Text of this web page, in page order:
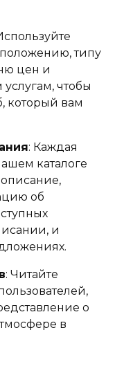
типу
цен и
чтобы
который вам
: Каждая
каталоге
об
и
: Читайте
о
в